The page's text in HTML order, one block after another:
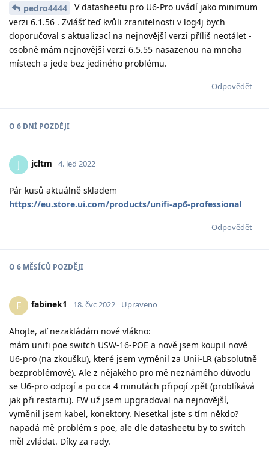
pedro4444
V datasheetu pro U6-Pro uvádí jako minimum
verzi 6.1.56 . Zvlášť teď kvůli zranitelnosti v log4j bych
doporučoval s aktualizací na nejnovější verzi příliš neotálet -
osobně mám nejnovější verzi 6.5.55 nasazenou na mnoha
místech a jede bez jediného problému.
Odpovědět
O 6 DNÍ POZDĚJI
J jcltm 4. led 2022
Pár kusů aktuálně skladem
https://eu.store.ui.com/products/unifi-ap6-professional
Odpovědět
O 6 MĚSÍCŮ POZDĚJI
F fabinek1 18. čvc 2022 Upraveno
Ahojte, ať nezakládám nové vlákno:
mám unifi poe switch USW-16-POE a nově jsem koupil nové
U6-pro (na zkoušku), které jsem vyměnil za Unii-LR (absolutně
bezproblémové). Ale z nějakého pro mě neznámého důvodu
se U6-pro odpojí a po cca 4 minutách připojí zpět (problíkává
jak při restartu). FW už jsem upgradoval na nejnovější,
vyměnil jsem kabel, konektory. Nesetkal jste s tím někdo?
napadá mě problém s poe, ale dle datasheetu by to switch
měl zvládat. Díky za rady.